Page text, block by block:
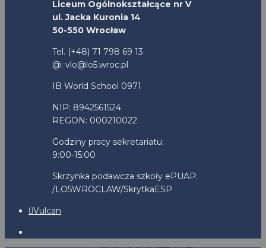
Liceum Ogólnokształcące nr V
ul. Jacka Kuronia 14
50-550 Wrocław
Tel. (+48) 71 798 69 13
@: vlo@lo5.wroc.pl
IB World School 0971
NIP: 8942561524
REGON: 000210022
Godziny pracy sekretariatu:
9:00-15:00
Skrzynka podawcza szkoły ePUAP:
/LO5WROCLAW/SkrytkaESP
Vulcan